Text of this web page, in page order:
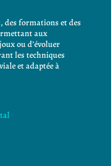
des formations et des
aux
ou d’évoluer
les techniques
et adaptée à